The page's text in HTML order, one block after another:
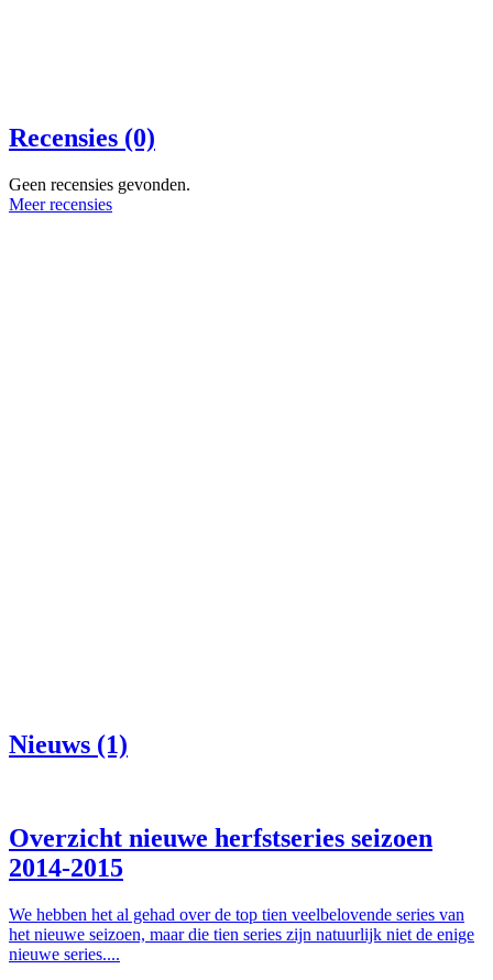
Recensies (0)
Geen recensies gevonden.
Meer recensies
Nieuws (1)
Overzicht nieuwe herfstseries seizoen
2014-2015
We hebben het al gehad over de top tien veelbelovende series van
het nieuwe seizoen, maar die tien series zijn natuurlijk niet de enige
nieuwe series....